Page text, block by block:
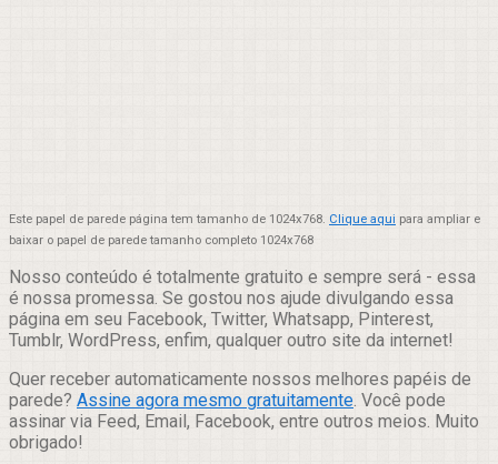
Este papel de parede página tem tamanho de 1024x768. Clique aqui para ampliar e
baixar o papel de parede tamanho completo 1024x768
Nosso conteúdo é totalmente gratuito e sempre será - essa
é nossa promessa. Se gostou nos ajude divulgando essa
página em seu Facebook, Twitter, Whatsapp, Pinterest,
Tumblr, WordPress, enfim, qualquer outro site da internet!
Quer receber automaticamente nossos melhores papéis de
parede? Assine agora mesmo gratuitamente. Você pode
assinar via Feed, Email, Facebook, entre outros meios. Muito
obrigado!